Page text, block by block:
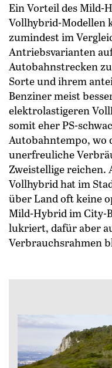
Ein Vorteil des Mild-
Vollhybrid-Modellen
zumindest im
Antriebsvarianten
Autobahnstrecken
Sorte und ihrem
Benziner meist
elektrolastigeren
somit eher PS-
Autobahntempo,
unerfreuliche
Zweistellige reichen.
Vollhybrid hat im
über Land oft keine
Mild-Hybrid im City-
lukriert, dafür aber
Verbrauchsrahmen